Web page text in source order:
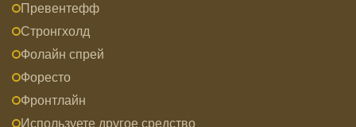
Превентефф
Стронгхолд
Фолайн спрей
Форесто
Фронтлайн
Используете другое средство